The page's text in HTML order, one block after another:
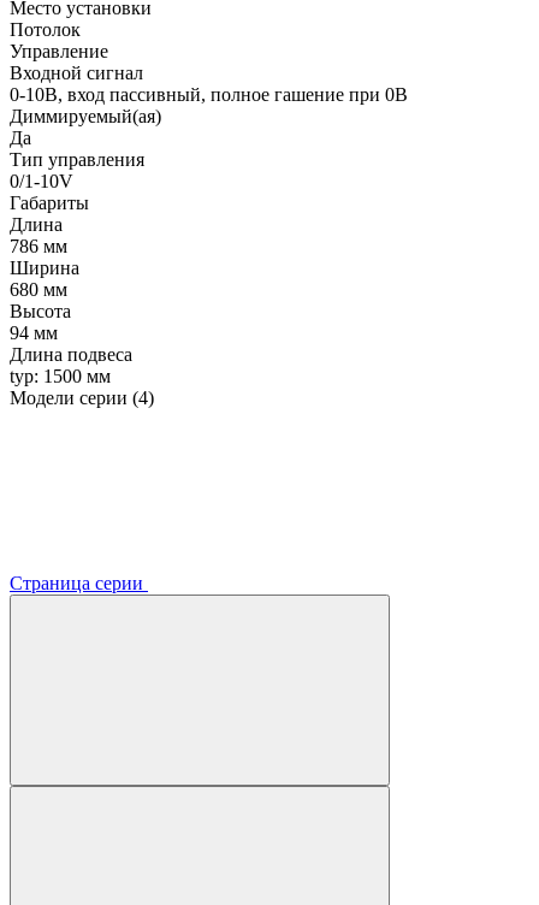
Место установки
Потолок
Управление
Входной сигнал
0-10В, вход пассивный, полное гашение при 0В
Диммируемый(ая)
Да
Тип управления
0/1-10V
Габариты
Длина
786 мм
Ширина
680 мм
Высота
94 мм
Длина подвеса
typ: 1500 мм
Модели серии (4)
Страница серии